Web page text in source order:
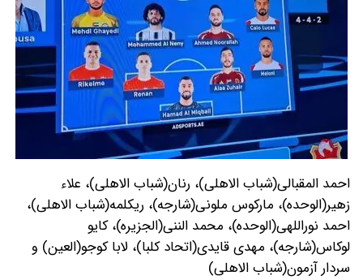
احمد المقبالی(شباب الاهلی)، رنان(شباب الاهلی)، علاء
زهیر(الوحده)، مارکوس ملونی(شارجه)، ریکلمه(شباب الاهلی)،
احمد نوراللهی(الوحده)، محمد الننی(الجزیره)، کایو
لوکاس(شارجه)، مهدی قایدی(اتحاد کلبا)، لابا کوجو(العین) و
سردار آزمون(شباب الاهلی)